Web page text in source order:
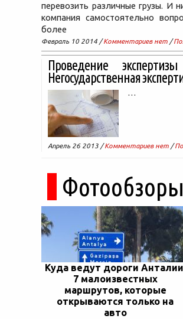
перевозить различные грузы. И
компания самостоятельно
более
Февраль 10 2014 /Комментариев нет /
Проведение
Негосударственная
…
Апрель 26 2013 /Комментариев нет /
Куда ведут дороги
7 малоизвестных
маршрутов, которые
открываются только на
авто